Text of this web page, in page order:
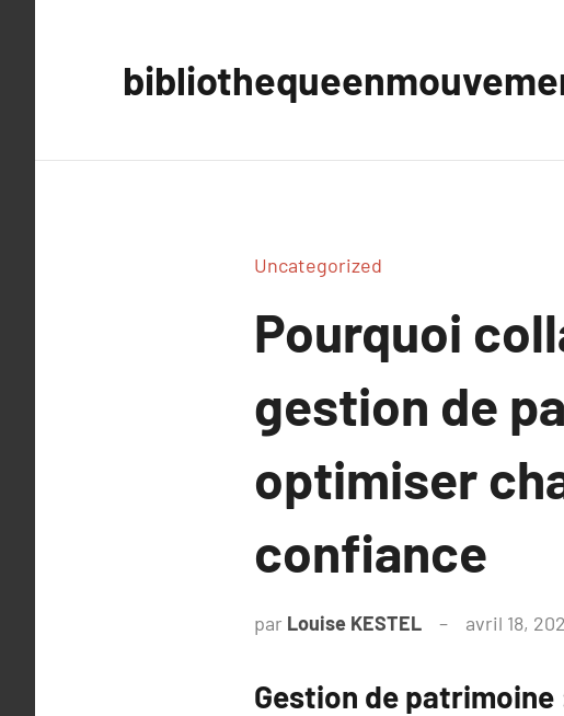
Uncategorized
Pourquoi
gestion de
optimiser
confiance
par Louise KESTEL avril 18,
Gestion de